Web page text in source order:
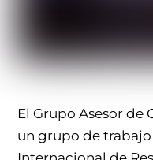
El Grupo Asesor de
un grupo de